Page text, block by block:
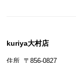
kuriya大村店
住所 〒856-0827